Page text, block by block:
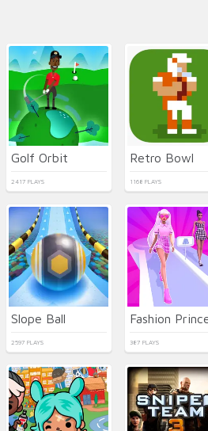
Golf Orbit
2417 PLAYS
Retro Bowl
1168 PLAYS
Slope Ball
2597 PLAYS 387 PLAYS